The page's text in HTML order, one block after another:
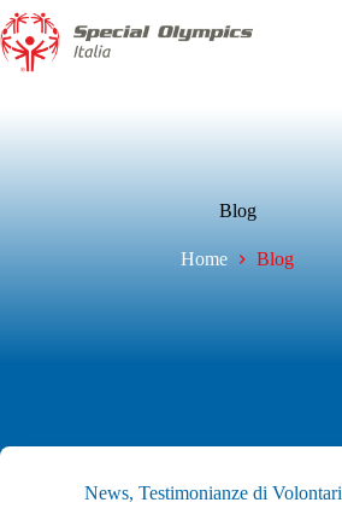
Blog
Home Blog
News, Testimonianze di Volontari